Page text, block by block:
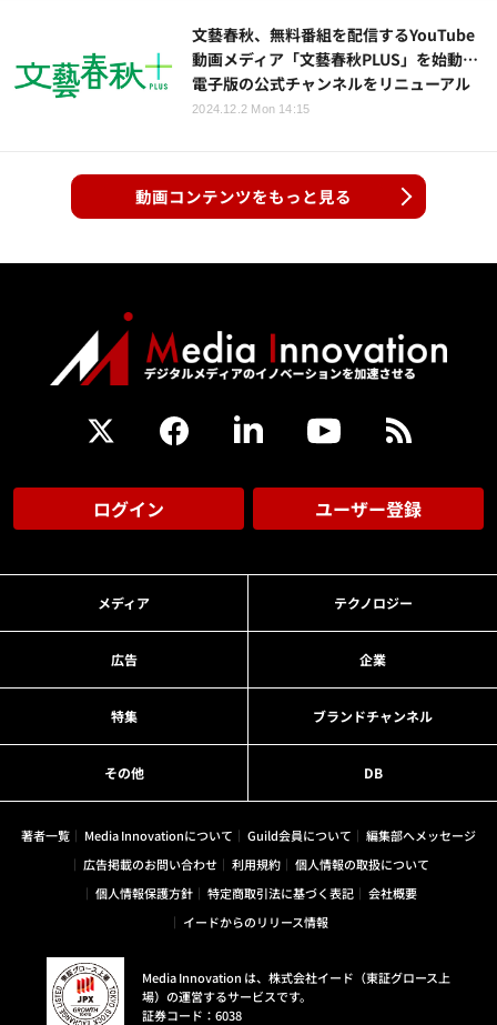
文藝春秋、無料番組を配信するYouTube
動画メディア「文藝春秋PLUS」を始動…
電子版の公式チャンネルをリニューアル
2024.12.2 Mon 14:15
動画コンテンツをもっと見る
ログイン ユーザー登録
メディア テクノロジー
広告 企業
特集 ブランドチャンネル
その他 DB
著者一覧 Media Innovationについて Guild会員について
編集部へメッセージ
広告掲載のお問い合わせ
利用規約
個人情報の取扱について
個人情報保護方針
特定商取引法に基づく表記
会社概要
イードからのリリース情報
Media Innovation は、株式会社イード（東証グロース上
場）の運営するサービスです。
証券コード：6038